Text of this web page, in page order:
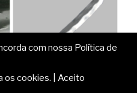
com nossa Política de
os cookies. Aceito